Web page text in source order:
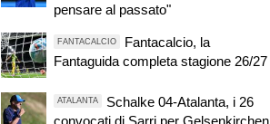
pensare al passato"
FANTACALCIO
Fantacalcio, la
Fantaguida completa stagione 26/27
ATALANTA
Schalke 04-Atalanta, i 26
convocati di Sarri per Gelsenkirchen